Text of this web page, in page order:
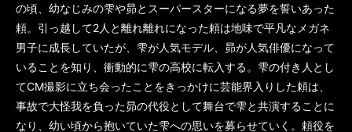
の頃、幼なじみの雫や昴とスーパースターになる夢を誓いあった
頼。引っ越して2人と離れ離れになった頼は地味で平凡なメガネ
男子に成長していたが、雫が人気モデル、昴が人気俳優になって
いることを知り、衝動的に雫の高校に転入する。雫の付き人とし
てCM撮影に立ち会ったことをきっかけに芸能界入りした頼は、
事故で大怪我を負った昴の代役として舞台で雫と共演することに
なり、幼い頃から抱いていた雫への思いを募らせていく。頼役を